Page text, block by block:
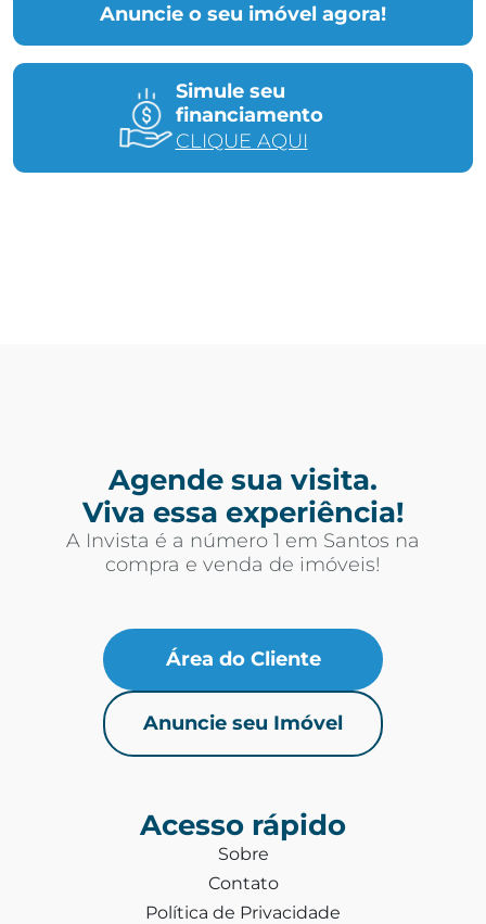
Anuncie o seu imóvel agora!
Simule seu
financiamento
CLIQUE AQUI
Agende sua visita.
Viva essa experiência!
A Invista é a número 1 em Santos na
compra e venda de imóveis!
Área do Cliente
Anuncie seu Imóvel
Acesso rápido
Sobre
Contato
Política de Privacidade